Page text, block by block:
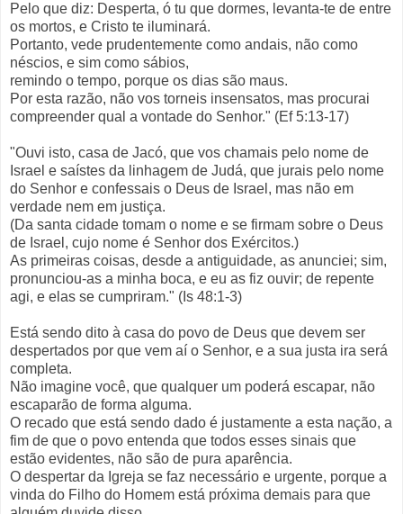
Pelo que diz: Desperta, ó tu que dormes, levanta-te de entre
os mortos, e Cristo te iluminará.
Portanto, vede prudentemente como andais, não como
néscios, e sim como sábios,
remindo o tempo, porque os dias são maus.
Por esta razão, não vos torneis insensatos, mas procurai
compreender qual a vontade do Senhor." (Ef 5:13-17)
"Ouvi isto, casa de Jacó, que vos chamais pelo nome de
Israel e saístes da linhagem de Judá, que jurais pelo nome
do Senhor e confessais o Deus de Israel, mas não em
verdade nem em justiça.
(Da santa cidade tomam o nome e se firmam sobre o Deus
de Israel, cujo nome é Senhor dos Exércitos.)
As primeiras coisas, desde a antiguidade, as anunciei; sim,
pronunciou-as a minha boca, e eu as fiz ouvir; de repente
agi, e elas se cumpriram." (Is 48:1-3)
Está sendo dito à casa do povo de Deus que devem ser
despertados por que vem aí o Senhor, e a sua justa ira será
completa.
Não imagine você, que qualquer um poderá escapar, não
escaparão de forma alguma.
O recado que está sendo dado é justamente a esta nação, a
fim de que o povo entenda que todos esses sinais que
estão evidentes, não são de pura aparência.
O despertar da Igreja se faz necessário e urgente, porque a
vinda do Filho do Homem está próxima demais para que